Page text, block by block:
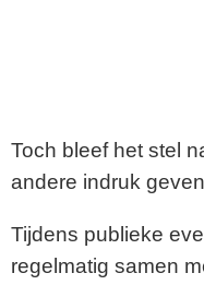
Toch bleef het stel
andere indruk
Tijdens publieke
regelmatig samen